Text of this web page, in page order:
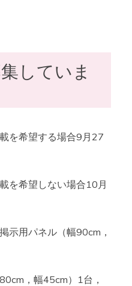
していま
を希望する場合9月27
望しない場合10月
示用パネル（幅90cm，
45cm）1台，